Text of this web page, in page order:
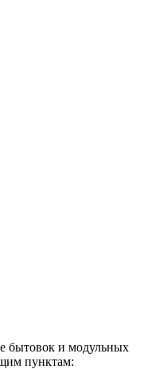
бытовок и модульных
пунктам: